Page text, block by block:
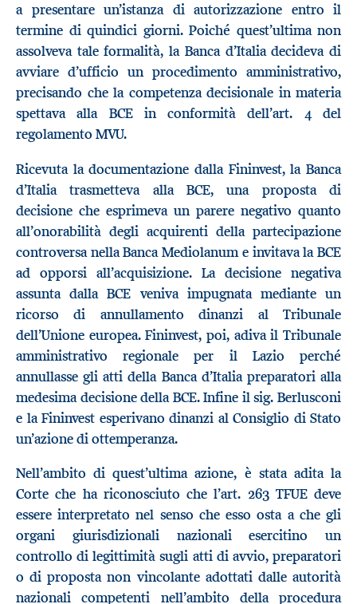
a presentare un’istanza di autorizzazione entro il
termine di quindici giorni. Poiché quest’ultima non
assolveva tale formalità, la Banca d’Italia decideva di
avviare d’ufficio un procedimento amministrativo,
precisando che la competenza decisionale in materia
spettava alla BCE in conformità dell’art. 4 del
regolamento MVU.
Ricevuta la documentazione dalla Fininvest, la Banca
d’Italia trasmetteva alla BCE, una proposta di
decisione che esprimeva un parere negativo quanto
all’onorabilità degli acquirenti della partecipazione
controversa nella Banca Mediolanum e invitava la BCE
ad opporsi all’acquisizione. La decisione negativa
assunta dalla BCE veniva impugnata mediante un
ricorso di annullamento dinanzi al Tribunale
dell’Unione europea. Fininvest, poi, adiva il Tribunale
amministrativo regionale per il Lazio perché
annullasse gli atti della Banca d’Italia preparatori alla
medesima decisione della BCE. Infine il sig. Berlusconi
e la Fininvest esperivano dinanzi al Consiglio di Stato
un’azione di ottemperanza.
Nell’ambito di quest’ultima azione, è stata adita la
Corte che ha riconosciuto che l’art. 263 TFUE deve
essere interpretato nel senso che esso osta a che gli
organi giurisdizionali nazionali esercitino un
controllo di legittimità sugli atti di avvio, preparatori
o di proposta non vincolante adottati dalle autorità
nazionali competenti nell’ambito della procedura